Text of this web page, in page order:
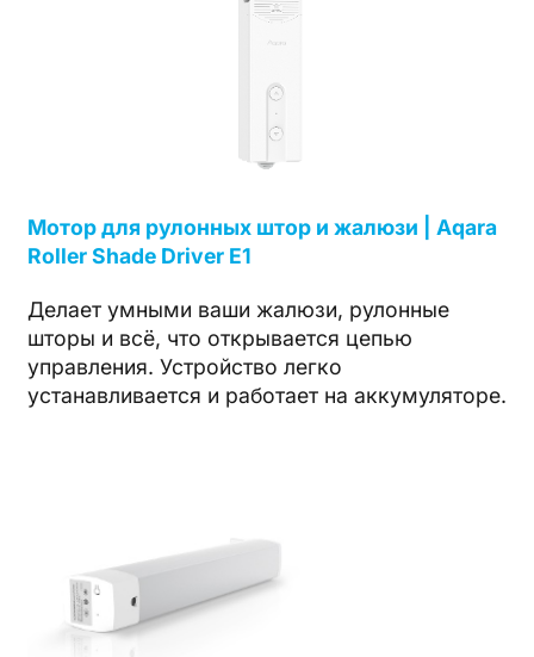
Мотор для рулонных штор и жалюзи | Aqara
Roller Shade Driver E1
Делает умными ваши жалюзи, рулонные
шторы и всё, что открывается цепью
управления. Устройство легко
устанавливается и работает на аккумуляторе.